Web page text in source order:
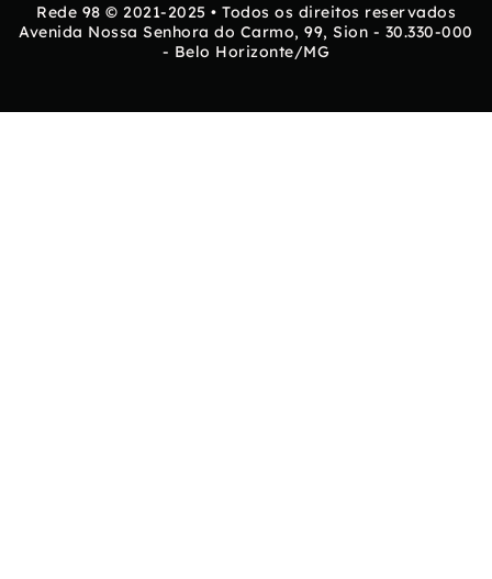
Rede 98 © 2021-2025 • Todos os direitos reservados
Avenida Nossa Senhora do Carmo, 99, Sion - 30.330-000
- Belo Horizonte/MG